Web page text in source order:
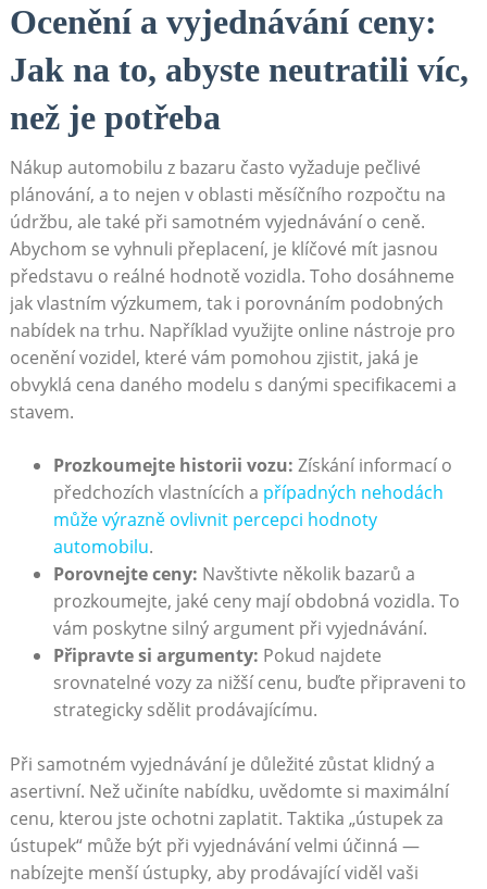
Ocenění a vyjednávání ceny:
Jak na to, abyste neutratili víc,
než je potřeba
Nákup automobilu z bazaru často vyžaduje pečlivé
plánování, a to nejen v oblasti měsíčního rozpočtu na
údržbu, ale také při samotném vyjednávání o ceně.
Abychom se vyhnuli přeplacení, je klíčové mít jasnou
představu o reálné hodnotě vozidla. Toho dosáhneme
jak vlastním výzkumem, tak i porovnáním podobných
nabídek na trhu. Například využijte online nástroje pro
ocenění vozidel, které vám pomohou zjistit, jaká je
obvyklá cena daného modelu s danými specifikacemi a
stavem.
Prozkoumejte historii vozu: Získání informací o
předchozích vlastnících a případných nehodách
může výrazně ovlivnit percepci hodnoty
automobilu.
Porovnejte ceny: Navštivte několik bazarů a
prozkoumejte, jaké ceny mají obdobná vozidla. To
vám poskytne silný argument při vyjednávání.
Připravte si argumenty: Pokud najdete
srovnatelné vozy za nižší cenu, buďte připraveni to
strategicky sdělit prodávajícímu.
Při samotném vyjednávání je důležité zůstat klidný a
asertivní. Než učiníte nabídku, uvědomte si maximální
cenu, kterou jste ochotni zaplatit. Taktika „ústupek za
ústupek“ může být při vyjednávání velmi účinná —
nabízejte menší ústupky, aby prodávající viděl vaši